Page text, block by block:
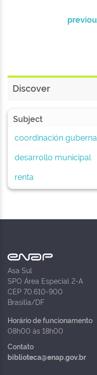
Discover
Subject
coordinación
desarrollo municipal
renta
Asa Sul
SPO Área Especial 2-A
CEP 70.610-900
Brasília/DF
Horário de funcionamento
08h00 às 18h00
Contato
biblioteca@enap.gov.br